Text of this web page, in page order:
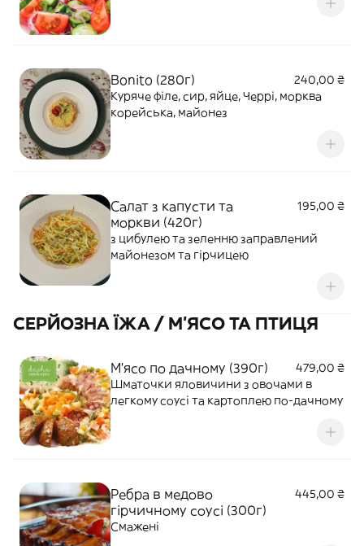
Bonito (280г)
240,00 ₴
Куряче філе, сир, яйце, Черрі, морква
корейська, майонез
Салат з капусти та
моркви (420г)
195,00 ₴
з цибулею та зеленню заправлений
майонезом та гірчицею
СЕРЙОЗНА ЇЖА / М'ЯСО ТА ПТИЦЯ
М'ясо по дачному (390г)
479,00 ₴
Шматочки яловичини з овочами в
легкому соусі та картоплею по-дачному
Ребра в медово
гірчичному соусі (300г)
445,00 ₴
Смажені